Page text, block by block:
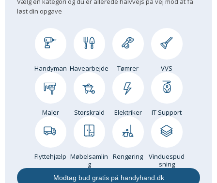
løst din opgave
Handyman Havearbejde Tømrer VVS
Maler Storskrald Elektriker IT Support
Flyttehjælp Møbelsamlin
g
Rengøring
Vinduespud
sning
Modtag bud gratis på handyhand.dk